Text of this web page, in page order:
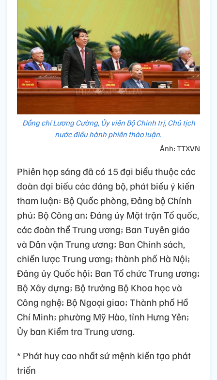
Đồng chí Lương Cường, Ủy viên Bộ Chính trị, Chủ tịch
nước điều hành phiên thảo luận.
Ảnh: TTXVN
Phiên họp sáng đã có 15 đại biểu thuộc các
đoàn đại biểu các đảng bộ, phát biểu ý kiến
tham luận: Bộ Quốc phòng, Đảng bộ Chính
phủ; Bộ Công an; Đảng ủy Mặt trận Tổ quốc,
các đoàn thể Trung ương; Ban Tuyên giáo
và Dân vận Trung ương; Ban Chính sách,
chiến lược Trung ương; thành phố Hà Nội;
Đảng ủy Quốc hội; Ban Tổ chức Trung ương;
Bộ Xây dựng; Bộ trưởng Bộ Khoa học và
Công nghệ; Bộ Ngoại giao; Thành phố Hồ
Chí Minh; phường Mỹ Hào, tỉnh Hưng Yên;
Ủy ban Kiểm tra Trung ương.
* Phát huy cao nhất sứ mệnh kiến tạo phát
triển